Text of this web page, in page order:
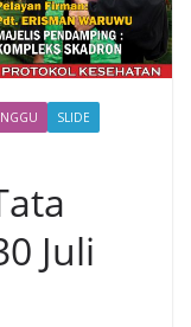
SLIDE
Juli